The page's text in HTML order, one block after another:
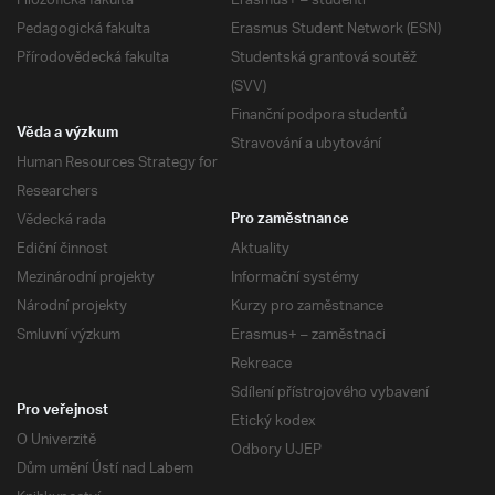
Pedagogická fakulta
Přírodovědecká fakulta
Erasmus Student Network (ESN)
Studentská grantová soutěž
(SVV)
Finanční podpora studentů
Stravování a ubytování
Věda a výzkum
Human Resources Strategy for
Researchers
Vědecká rada
Ediční činnost
Mezinárodní projekty
Národní projekty
Smluvní výzkum
Pro zaměstnance
Aktuality
Informační systémy
Kurzy pro zaměstnance
Erasmus+ – zaměstnaci
Rekreace
Sdílení přístrojového vybavení
Etický kodex
Odbory UJEP
Pro veřejnost
O Univerzitě
Dům umění Ústí nad Labem